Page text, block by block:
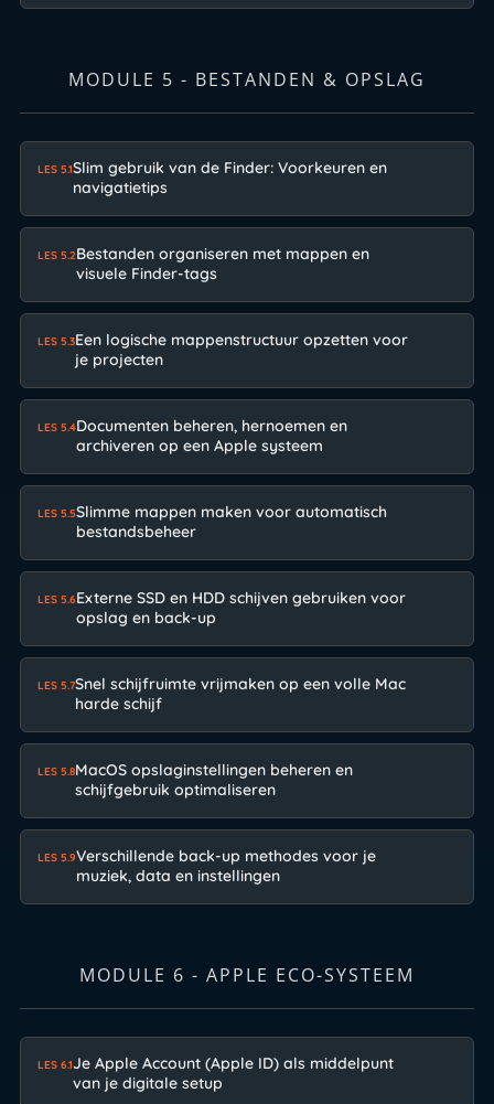
MODULE 5 - BESTANDEN & OPSLAG
LES 5.1Slim gebruik van de Finder: Voorkeuren en
navigatietips
LES 5.2Bestanden organiseren met mappen en
visuele Finder-tags
LES 5.3Een logische mappenstructuur opzetten voor
je projecten
LES 5.4Documenten beheren, hernoemen en
archiveren op een Apple systeem
LES 5.5Slimme mappen maken voor automatisch
bestandsbeheer
LES 5.6Externe SSD en HDD schijven gebruiken voor
opslag en back-up
LES 5.7Snel schijfruimte vrijmaken op een volle Mac
harde schijf
LES 5.8MacOS opslaginstellingen beheren en
schijfgebruik optimaliseren
LES 5.9Verschillende back-up methodes voor je
muziek, data en instellingen
MODULE 6 - APPLE ECO-SYSTEEM
LES 6.1Je Apple Account (Apple ID) als middelpunt
van je digitale setup